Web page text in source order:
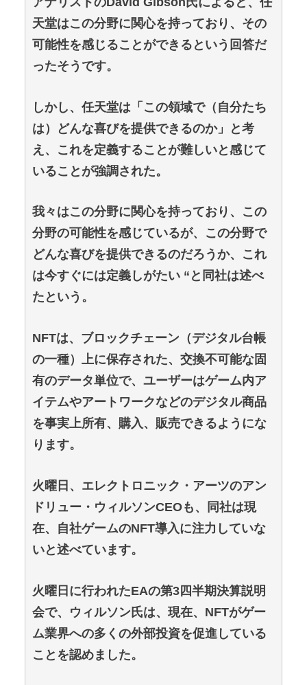
天堂はこの分野に関心を持っており、その
可能性を感じることができるという回答だ
ったそうです。
しかし、任天堂は「この領域で（自分たち
は）どんな喜びを提供できるのか」と考
え、これを定義することが難しいと感じて
いることが強調された。
我々はこの分野に関心を持っており、この
分野の可能性を感じているが、この分野で
どんな喜びを提供できるのだろうか、これ
は今すぐには定義しがたい “と同社は述べ
たという。
NFTは、ブロックチェーン（デジタル台帳
の一種）上に保存された、交換不可能な固
有のデータ単位で、ユーザーはゲーム内ア
イテムやアートワークなどのデジタル商品
を事実上所有、購入、販売できるようにな
ります。
火曜日、エレクトロニック・アーツのアン
ドリュー・ウィルソンCEOも、同社は現
在、自社ゲームのNFT導入に注力していな
いと述べています。
火曜日に行われたEAの第3四半期決算説明
会で、ウィルソン氏は、現在、NFTがゲー
ム業界への多くの外部投資を促進している
ことを認めました。